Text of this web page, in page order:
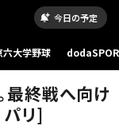
今日の予定
六大学野球
最終戦へ向け
リ]